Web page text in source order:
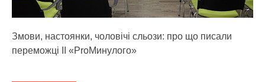
Змови, настоянки, чоловічі сльози: про що писали
переможці ІІ «ProМинулого»